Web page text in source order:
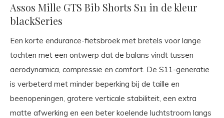
Assos Mille GTS Bib Shorts S11 in de kleur
blackSeries
Een korte endurance-fietsbroek met bretels voor lange
tochten met een ontwerp dat de balans vindt tussen
aerodynamica, compressie en comfort. De S11-generatie
is verbeterd met minder beperking bij de taille en
beenopeningen, grotere verticale stabiliteit, een extra
matte afwerking en een beter koelende luchtstroom langs